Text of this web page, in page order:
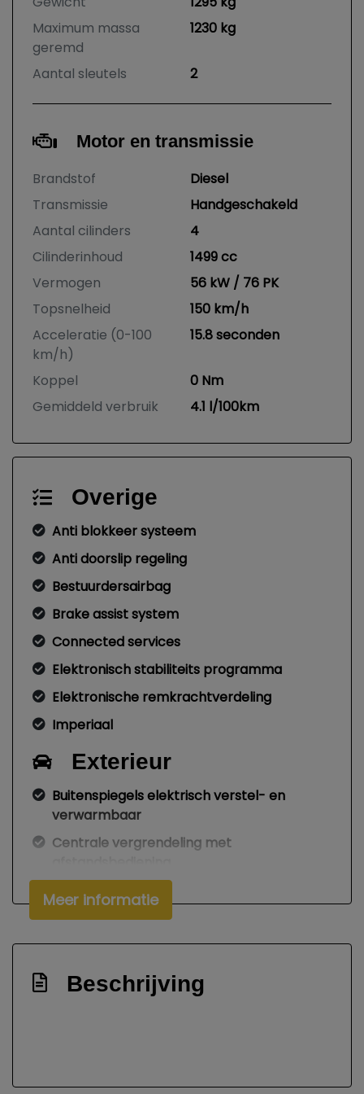
Maximum massa
geremd
1230 kg
Aantal sleutels 2
Motor en transmissie
Brandstof
Diesel
Transmissie
Handgeschakeld
Aantal cilinders
4
Cilinderinhoud
1499 cc
Vermogen
56 kW / 76 PK
Topsnelheid
150 km/h
Acceleratie (0-100
km/h)
15.8 seconden
Koppel
0 Nm
Gemiddeld verbruik
4.1 l/100km
Overige
Anti blokkeer systeem
Anti doorslip regeling
Bestuurdersairbag
Brake assist system
Connected services
Elektronisch stabiliteits programma
Elektronische remkrachtverdeling
Imperiaal
Exterieur
Buitenspiegels elektrisch verstel- en
verwarmbaar
Centrale vergrendeling met
Mistlampen voor
Trekhaak
Zijschuifdeur rechts
Interieur
Meer informatie
Beschrijving